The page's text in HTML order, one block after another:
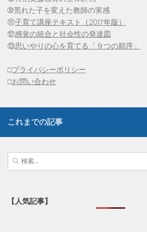
➉荒れた子を変えた教師の実感
⑪子育て講座テキスト（2017年版）
⑫感覚の統合と社会性の発達図
⑬思いやりの心を育てる「９つの順序」
□プライバシーポリシー
□お問い合わせ
これまでの記事
検
索:
【人気記事】